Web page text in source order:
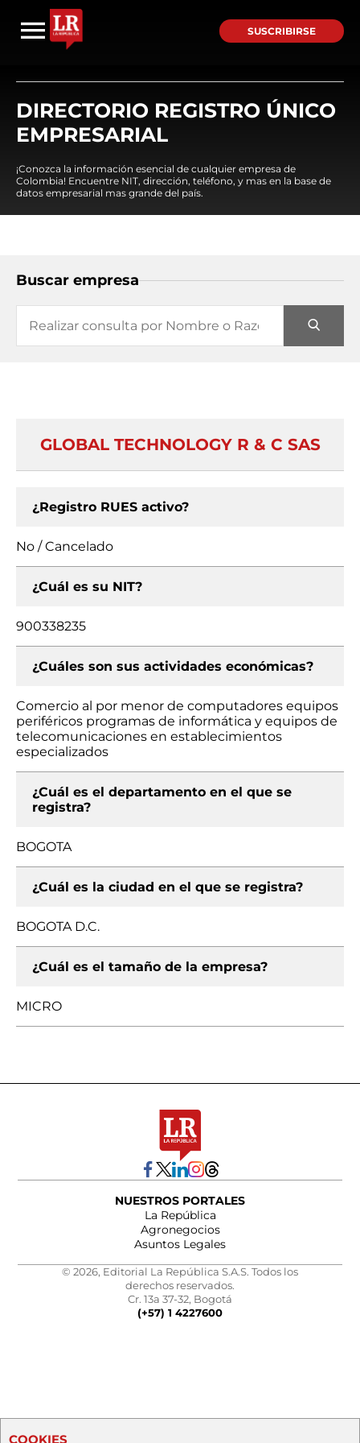
SUSCRIBIRSE
DIRECTORIO REGISTRO ÚNICO
EMPRESARIAL
¡Conozca la información esencial de cualquier empresa de
Colombia! Encuentre NIT, dirección, teléfono, y mas en la base de
datos empresarial mas grande del país.
Buscar empresa
GLOBAL TECHNOLOGY R & C SAS
¿Registro RUES activo?
No / Cancelado
¿Cuál es su NIT?
900338235
¿Cuáles son sus actividades económicas?
Comercio al por menor de computadores equipos
periféricos programas de informática y equipos de
telecomunicaciones en establecimientos
especializados
¿Cuál es el departamento en el que se
registra?
BOGOTA
¿Cuál es la ciudad en el que se registra?
BOGOTA D.C.
¿Cuál es el tamaño de la empresa?
MICRO
NUESTROS PORTALES
La República
Agronegocios
Asuntos Legales
© 2026, Editorial La República S.A.S. Todos los
derechos reservados.
Cr. 13a 37-32, Bogotá
(+57) 1 4227600
COOKIES